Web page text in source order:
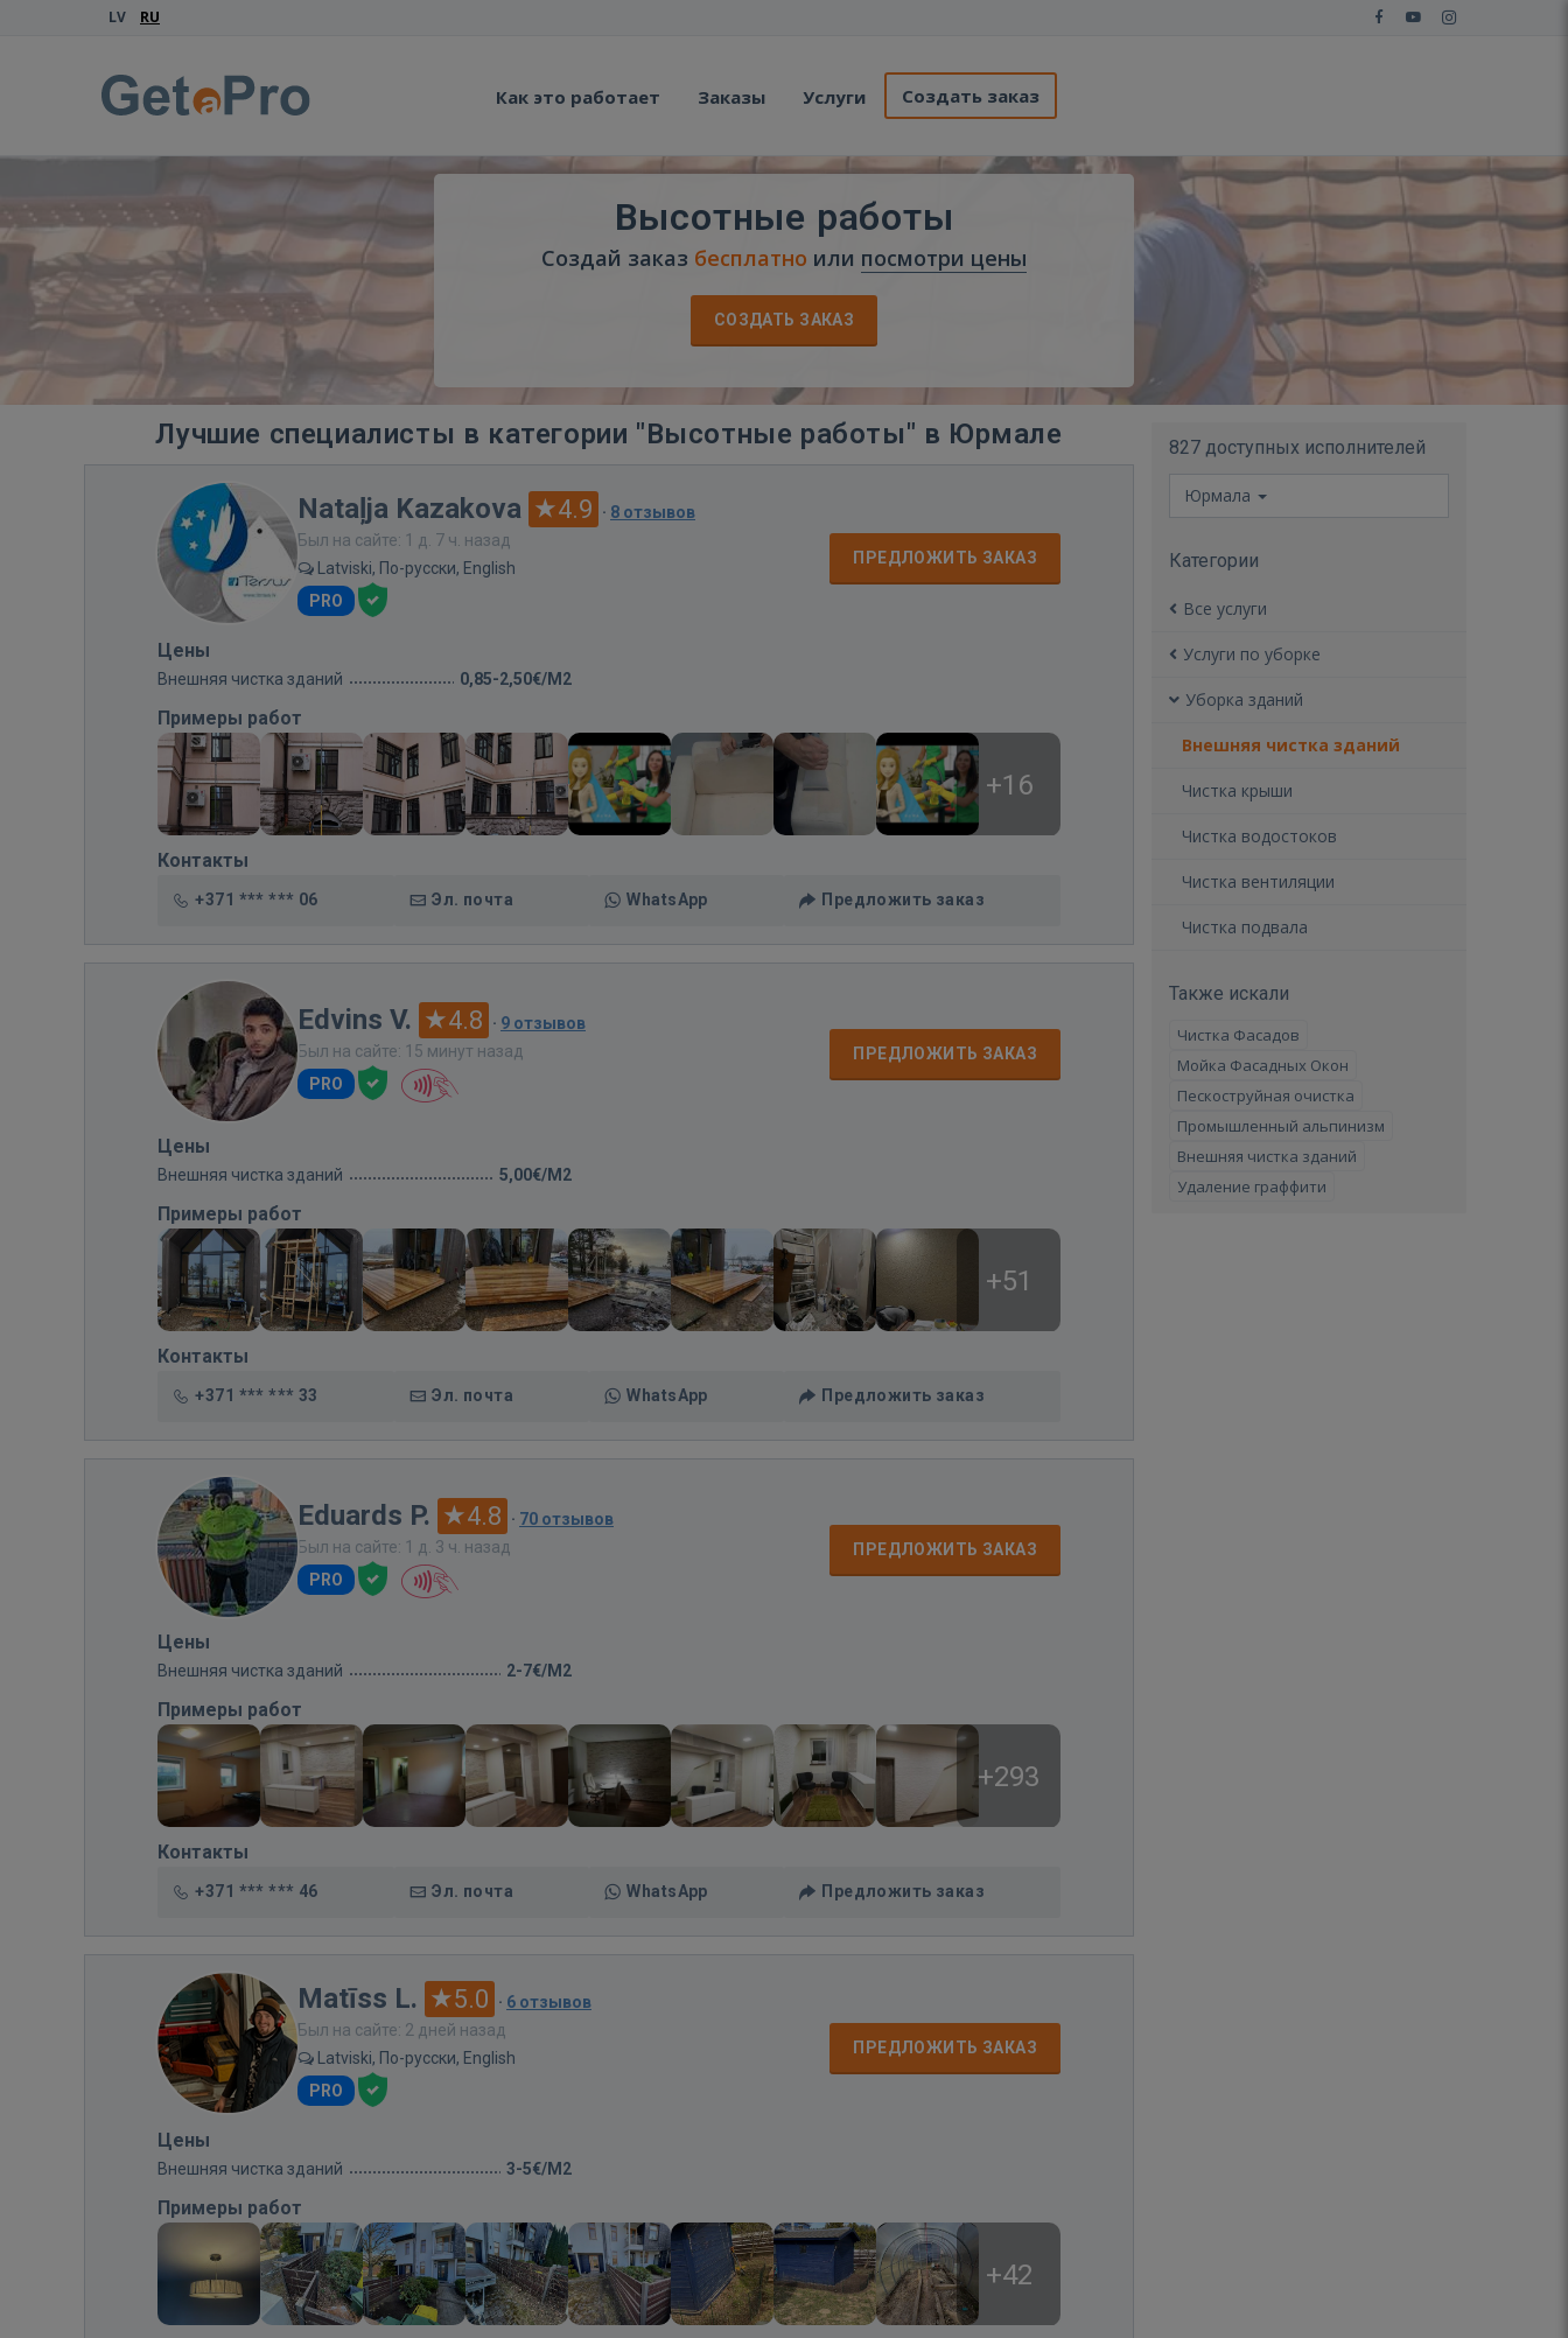
LV RU
Как это работает Заказы Услуги Создать заказ
Высотные работы
Создай заказ бесплатно или посмотри цены
СОЗДАТЬ ЗАКАЗ
Лучшие специалисты в категории "Высотные работы" в Юрмале
Nataļja Kazakova 4.9 · 8 отзывов
Был на сайте: 1 д. 7 ч. назад
Latviski, По-русски, English
PRO
ПРЕДЛОЖИТЬ ЗАКАЗ
Цены
Внешняя чистка зданий 0,85-2,50€/M2
Примеры работ
+16
Контакты
+371 *** *** 06 Эл. почта WhatsApp Предложить заказ
Edvins V. 4.8 · 9 отзывов
Был на сайте: 15 минут назад
PRO
ПРЕДЛОЖИТЬ ЗАКАЗ
Цены
Внешняя чистка зданий 5,00€/M2
Примеры работ
+51
Контакты
+371 *** *** 33 Эл. почта WhatsApp Предложить заказ
Eduards P. 4.8 · 70 отзывов
Был на сайте: 1 д. 3 ч. назад
PRO
ПРЕДЛОЖИТЬ ЗАКАЗ
Цены
Внешняя чистка зданий 2-7€/M2
Примеры работ
+293
Контакты
+371 *** *** 46 Эл. почта WhatsApp Предложить заказ
Matīss L. 5.0 · 6 отзывов
Был на сайте: 2 дней назад
Latviski, По-русски, English
PRO
ПРЕДЛОЖИТЬ ЗАКАЗ
Цены
Внешняя чистка зданий 3-5€/M2
Примеры работ
+42
827 доступных исполнителей
Юрмала
Категории
Все услуги
Услуги по уборке
Уборка зданий
Внешняя чистка зданий
Чистка крыши
Чистка водостоков
Чистка вентиляции
Чистка подвала
Также искали
Чистка Фасадов
Мойка Фасадных Окон
Пескоструйная очистка
Промышленный альпинизм
Внешняя чистка зданий
Удаление граффити